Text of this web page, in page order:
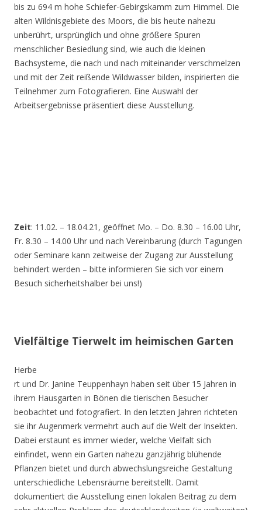
bis zu 694 m hohe Schiefer-Gebirgskamm zum Himmel. Die
alten Wildnisgebiete des Moors, die bis heute nahezu
unberührt, ursprünglich und ohne größere Spuren
menschlicher Besiedlung sind, wie auch die kleinen
Bachsysteme, die nach und nach miteinander verschmelzen
und mit der Zeit reißende Wildwasser bilden, inspirierten die
Teilnehmer zum Fotografieren. Eine Auswahl der
Arbeitsergebnisse präsentiert diese Ausstellung.
Zeit: 11.02. – 18.04.21, geöffnet Mo. – Do. 8.30 – 16.00 Uhr,
Fr. 8.30 – 14.00 Uhr und nach Vereinbarung (durch Tagungen
oder Seminare kann zeitweise der Zugang zur Ausstellung
behindert werden – bitte informieren Sie sich vor einem
Besuch sicherheitshalber bei uns!)
Vielfältige Tierwelt im heimischen Garten
Herbe
rt und Dr. Janine Teuppenhayn haben seit über 15 Jahren in
ihrem Hausgarten in Bönen die tierischen Besucher
beobachtet und fotografiert. In den letzten Jahren richteten
sie ihr Augenmerk vermehrt auch auf die Welt der Insekten.
Dabei erstaunt es immer wieder, welche Vielfalt sich
einfindet, wenn ein Garten nahezu ganzjährig blühende
Pflanzen bietet und durch abwechslungsreiche Gestaltung
unterschiedliche Lebensräume bereitstellt. Damit
dokumentiert die Ausstellung einen lokalen Beitrag zu dem